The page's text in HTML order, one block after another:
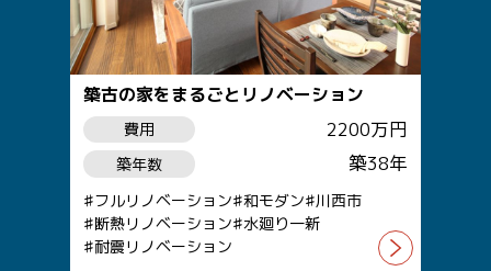
築古の家をまるごとリノベーション
費用 2200万円
築年数 築38年
フルリノベーション 和モダン 川西市
断熱リノベーション 水廻り一新
耐震リノベーション